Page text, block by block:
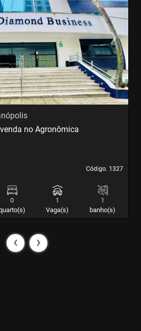
›Next
Código. 1327
Código. 1327
no Agronômica
0
1
Vaga(s)
1
banho(s)
‹ ›